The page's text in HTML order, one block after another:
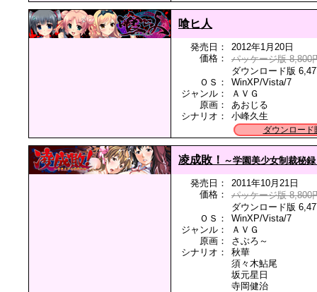
喰ヒ人
発売日：
2012年1月20日
価格：
パッケージ版 8,800
ダウンロード版
ＯＳ：
WinXP/Vista/7
ジャンル：
ＡＶＧ
原画：
あおじる
シナリオ：
小峰久生
ダウンロード
凌成敗！ ～学園美少女制裁秘
発売日：
2011年10月21日
価格：
パッケージ版 8,800
ダウンロード版
ＯＳ：
WinXP/Vista/7
ジャンル：
ＡＶＧ
原画：
さぶろ～
シナリオ：
秋華
須々木鮎尾
坂元星日
寺岡健治